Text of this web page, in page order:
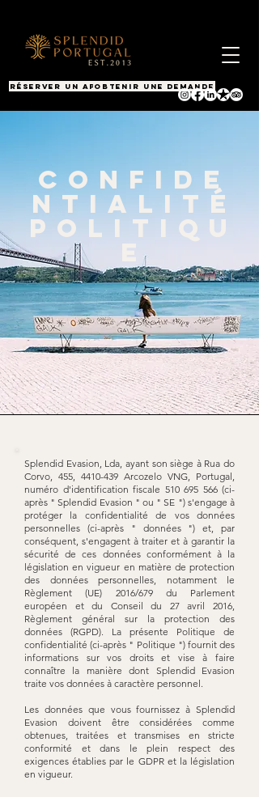
RÉSERVER UN APPELOBTENIR UNE DEMANDE
CONFIDE
NTIALITÉ
POLITIQU
E
Splendid Evasion, Lda, ayant son siège à Rua do
Corvo, 455, 4410-439 Arcozelo VNG, Portugal,
numéro d'identification fiscale 510 695 566(ci-
après " Splendid Evasion " ou " SE ") s'engage à
protéger la confidentialité de vos données
personnelles (ci-après " données ") et, par
conséquent, s'engagent à traiter et à garantir la
sécurité de ces données conformément à la
législation en vigueur en matière de protection
des données personnelles, notamment le
Règlement (UE) 2016/679 du Parlement
européen et du Conseil du 27 avril 2016,
Règlement général sur la protection des
données (RGPD). La présente Politique de
confidentialité (ci-après " Politique ") fournit des
informations sur vos droits et vise à faire
connaître la manière dont Splendid Evasion
traite vos données à caractère personnel.
Les données que vous fournissez à Splendid
Evasion doivent être considérées comme
obtenues, traitées et transmises en stricte
conformité et dans le plein respect des
exigences établies par le GDPR et la législation
en vigueur.